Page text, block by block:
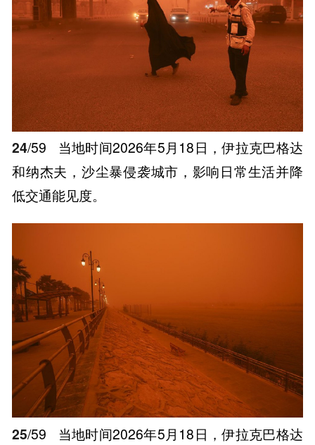
24/59
当地时间2026年5月18日，伊拉克巴格达
和纳杰夫，沙尘暴侵袭城市，影响日常生活并降
低交通能见度。
25/59 当地时间2026年5月18日，伊拉克巴格达